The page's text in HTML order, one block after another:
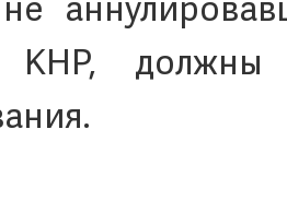
КНР, должны